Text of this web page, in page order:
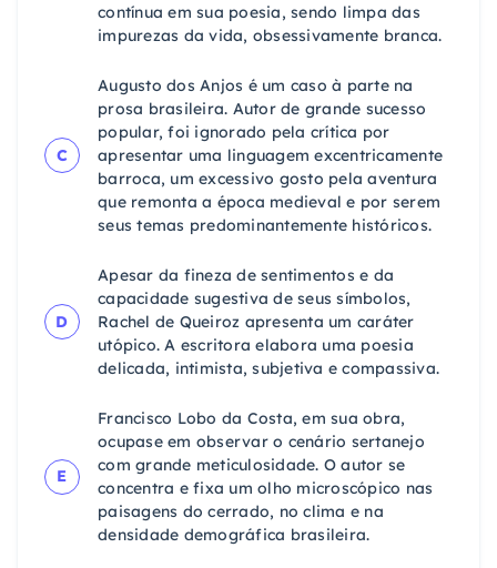
contínua em sua poesia, sendo limpa das
impurezas da vida, obsessivamente branca.
C
Augusto dos Anjos é um caso à parte na
prosa brasileira. Autor de grande sucesso
popular, foi ignorado pela crítica por
apresentar uma linguagem excentricamente
barroca, um excessivo gosto pela aventura
que remonta a época medieval e por serem
seus temas predominantemente históricos.
D
Apesar da fineza de sentimentos e da
capacidade sugestiva de seus símbolos,
Rachel de Queiroz apresenta um caráter
utópico. A escritora elabora uma poesia
delicada, intimista, subjetiva e compassiva.
E
Francisco Lobo da Costa, em sua obra,
ocupase em observar o cenário sertanejo
com grande meticulosidade. O autor se
concentra e fixa um olho microscópico nas
paisagens do cerrado, no clima e na
densidade demográfica brasileira.